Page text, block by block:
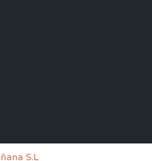
S.L